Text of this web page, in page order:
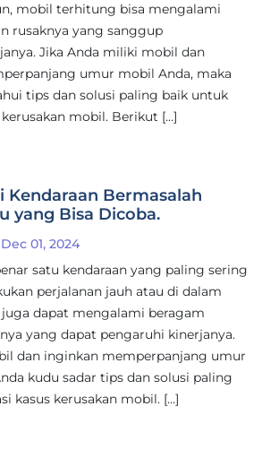
mobil terhitung bisa mengalami
rusaknya yang sanggup
Jika Anda miliki mobil dan
umur mobil Anda, maka
tips dan solusi paling baik untuk
mobil. Berikut […]
Kendaraan Bermasalah
yang Bisa Dicoba.
01, 2024
satu kendaraan yang paling sering
perjalanan jauh atau di dalam
dapat mengalami beragam
yang dapat pengaruhi kinerjanya.
dan inginkan memperpanjang umur
kudu sadar tips dan solusi paling
kasus kerusakan mobil. […]